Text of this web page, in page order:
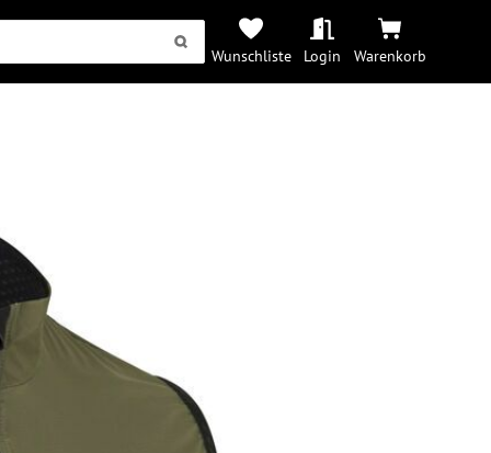
Wunschliste Login Warenkorb